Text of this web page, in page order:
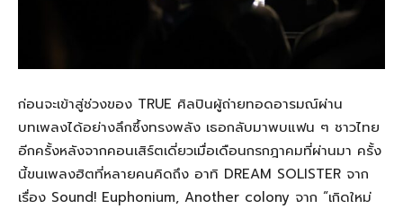
ก่อนจะเข้าสู่ช่วงของ TRUE ศิลปินผู้ถ่ายทอดอารมณ์ผ่าน
บทเพลงได้อย่างลึกซึ้งทรงพลัง เธอกลับมาพบแฟน ๆ ชาวไทย
อีกครั้งหลังจากคอนเสิร์ตเดี่ยวเมื่อเดือนกรกฎาคมที่ผ่านมา ครั้ง
นี้ขนเพลงฮิตที่หลายคนคิดถึง อาทิ DREAM SOLISTER จาก
เรื่อง Sound! Euphonium, Another colony จาก “เกิดใหม่